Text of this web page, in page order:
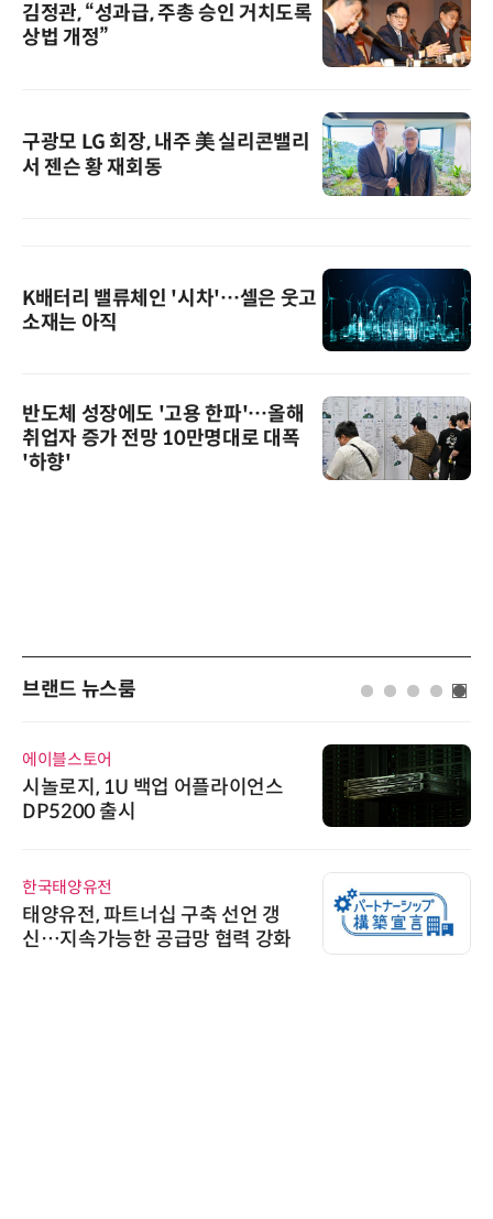
김정관, “성과급, 주총 승인 거치도록
상법 개정”
구광모 LG 회장, 내주 美 실리콘밸리
서 젠슨 황 재회동
K배터리 밸류체인 '시차'…셀은 웃고
소재는 아직
반도체 성장에도 '고용 한파'…올해
취업자 증가 전망 10만명대로 대폭
'하향'
브랜드 뉴스룸
에이블스토어
시놀로지, 1U 백업 어플라이언스
DP5200 출시
한국태양유전
태양유전, 파트너십 구축 선언 갱
신…지속가능한 공급망 협력 강화